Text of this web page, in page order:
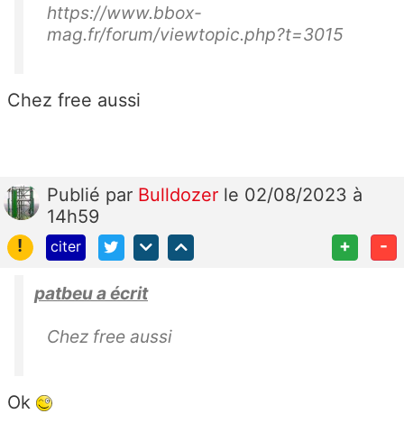
https://www.bbox-
mag.fr/forum/viewtopic.php?t=3015
Chez free aussi
Publié par Bulldozer le 02/08/2023 à
14h59
!
citer + -
patbeu a écrit
Chez free aussi
Ok